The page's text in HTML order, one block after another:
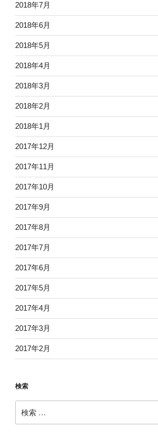
2018年7月
2018年6月
2018年5月
2018年4月
2018年3月
2018年2月
2018年1月
2017年12月
2017年11月
2017年10月
2017年9月
2017年8月
2017年7月
2017年6月
2017年5月
2017年4月
2017年3月
2017年2月
検索
索: